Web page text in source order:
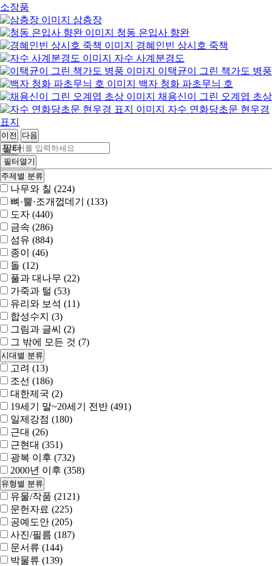
소장품
삼층장
청동 은입사 향완
경혜인빈 상시호 죽책
자수 사계분경도
이택균이 그린 책가도 병풍
백자 청화 파초무늬 호
채용신이 그린 오계엽 초상
자수 연화당초문 현우경
표지
이전 다음
검색
상세검색
필터
필터열기
주제별 분류
나무와 칠 (224)
뼈·뿔·조개껍데기 (133)
도자 (440)
금속 (286)
섬유 (884)
종이 (46)
돌 (12)
풀과 대나무 (22)
가죽과 털 (53)
유리와 보석 (11)
합성수지 (3)
그림과 글씨 (2)
그 밖에 모든 것 (7)
시대별 분류
고려 (13)
조선 (186)
대한제국 (2)
19세기 말~20세기 전반 (491)
일제강점 (180)
근대 (26)
근현대 (351)
광복 이후 (732)
2000년 이후 (358)
유형별 분류
유물/작품 (2121)
문헌자료 (225)
공예도안 (205)
사진/필름 (187)
문서류 (144)
박물류 (139)